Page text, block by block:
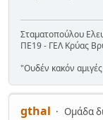
Σταματοπούλου
ΠΕ19 - ΓΕΛ Κρύας
"Ουδέν κακόν
gthal
Ομάδα